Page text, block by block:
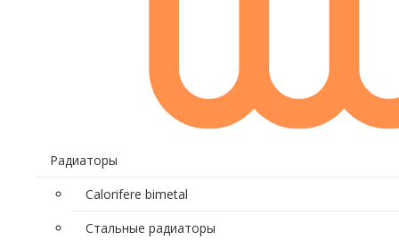
Радиаторы
Calorifere bimetal
Стальные радиаторы